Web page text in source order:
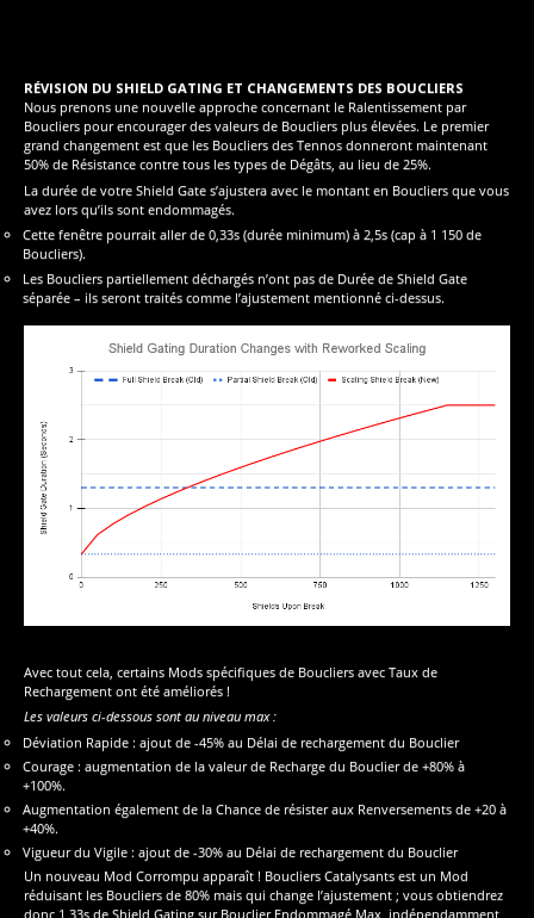
RÉVISION DU SHIELD GATING ET CHANGEMENTS DES BOUCLIERS
Nous prenons une nouvelle approche concernant le Ralentissement par
Boucliers pour encourager des valeurs de Boucliers plus élevées. Le premier
grand changement est que les Boucliers des Tennos donneront maintenant
50% de Résistance contre tous les types de Dégâts, au lieu de 25%.
La durée de votre Shield Gate s’ajustera avec le montant en Boucliers que vous
avez lors qu’ils sont endommagés.
Cette fenêtre pourrait aller de 0,33s (durée minimum) à 2,5s (cap à 1 150 de
Boucliers).
Les Boucliers partiellement déchargés n’ont pas de Durée de Shield Gate
séparée – ils seront traités comme l’ajustement mentionné ci-dessus.
Avec tout cela, certains Mods spécifiques de Boucliers avec Taux de
Rechargement ont été améliorés !
Les valeurs ci-dessous sont au niveau max :
Déviation Rapide : ajout de -45% au Délai de rechargement du Bouclier
Courage : augmentation de la valeur de Recharge du Bouclier de +80% à
+100%.
Augmentation également de la Chance de résister aux Renversements de +20 à
+40%.
Vigueur du Vigile : ajout de -30% au Délai de rechargement du Bouclier
Un nouveau Mod Corrompu apparaît ! Boucliers Catalysants est un Mod
réduisant les Boucliers de 80% mais qui change l’ajustement ; vous obtiendrez
donc 1,33s de Shield Gating sur Bouclier Endommagé Max, indépendamment